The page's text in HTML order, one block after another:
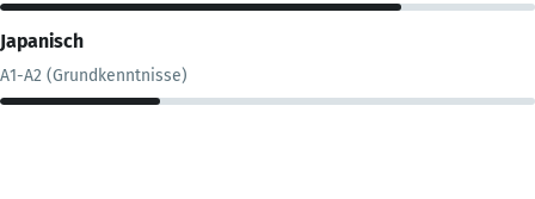
Japanisch
A1-A2 (Grundkenntnisse)